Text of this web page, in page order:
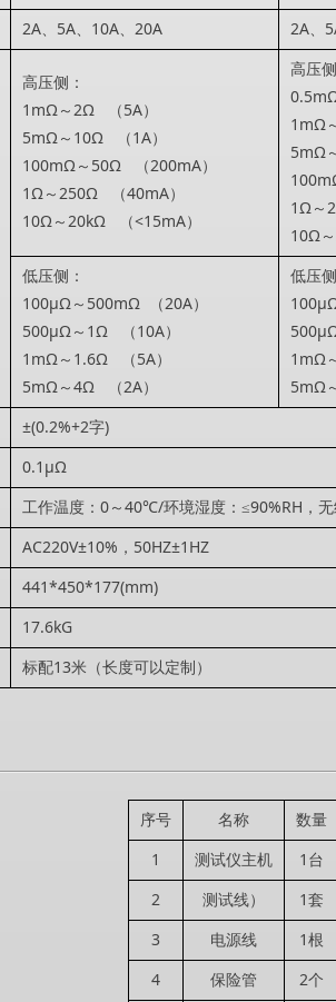
2A、5A、10A、20A 2A、
高压侧：
1mΩ～2Ω （5A）
5mΩ～10Ω （1A）
100mΩ～50Ω （200mA）
1Ω～250Ω （40mA）
10Ω～20kΩ （<15mA）
高压侧
1mΩ
5mΩ
1Ω～
10Ω
低压侧：
100μΩ～500mΩ （20A）
500μΩ～1Ω （10A）
1mΩ～1.6Ω （5A）
5mΩ～4Ω （2A）
低压侧
1mΩ
5mΩ
±(0.2%+2字)
0.1μΩ
工作温度：0～40℃/环境湿度：≤90%RH，
AC220V±10%，50HZ±1HZ
441*450*177(mm)
17.6kG
标配13米（长度可以定制）
序号 名称
数量
1
测试仪主机
1台
2
测试线）
1套
3
电源线
1根
4
保险管
2个